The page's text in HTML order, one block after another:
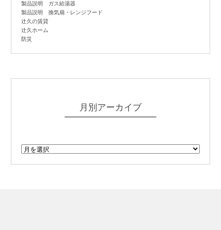
製品説明 ガス給湯器
製品説明 換気扇・レンジフード
辻久の賃貸
辻久ホーム
防災
月別アーカイブ